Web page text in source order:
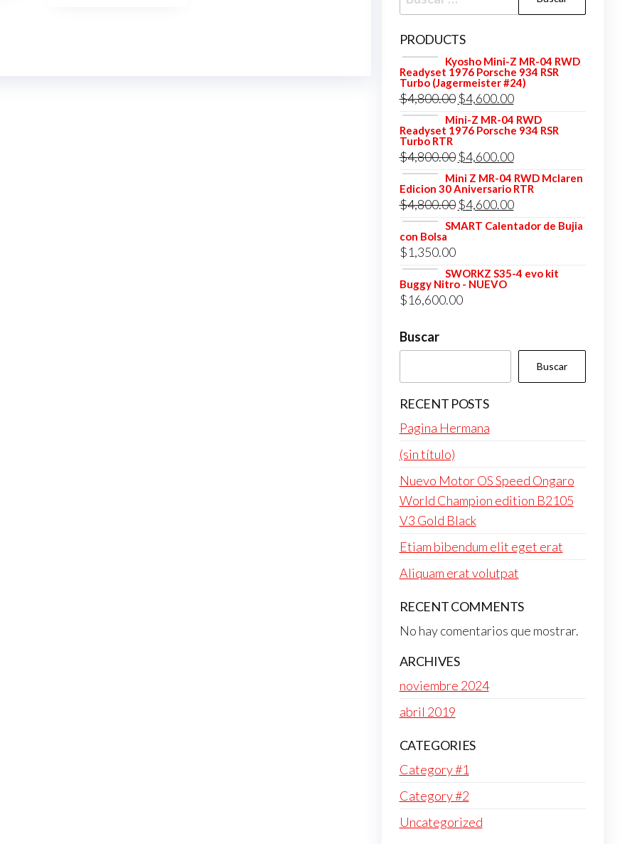
PRODUCTS
Kyosho Mini-Z MR-04 RWD
Readyset 1976 Porsche 934 RSR
Turbo (Jagermeister #24)
$4,800.00 El
precio
original
era:
$4,800.00.
$4,600.00El
precio
actual
es:
$4,600.00.
Mini-Z MR-04 RWD
Readyset 1976 Porsche 934 RSR
Turbo RTR
$4,800.00 El
precio
original
era:
$4,600.00El
precio
actual
es:
$4,600.00.
Mini Z MR-04 RWD Mclaren
Edicion 30 Aniversario RTR
$4,800.00 El
precio
$4,800.00.
$4,600.00El
precio
SMART Calentador de Bujia
con Bolsa
$1,350.00
SWORKZ S35-4 evo kit
Buggy Nitro - NUEVO
$16,600.00
Buscar
Buscar
RECENT POSTS
Pagina Hermana
(sin título)
Nuevo Motor OS Speed Ongaro
World Champion edition B2105
V3 Gold Black
Etiam bibendum elit eget erat
Aliquam erat volutpat
RECENT COMMENTS
No hay comentarios que mostrar.
ARCHIVES
noviembre 2024
abril 2019
CATEGORIES
Category #1
Category #2
Uncategorized